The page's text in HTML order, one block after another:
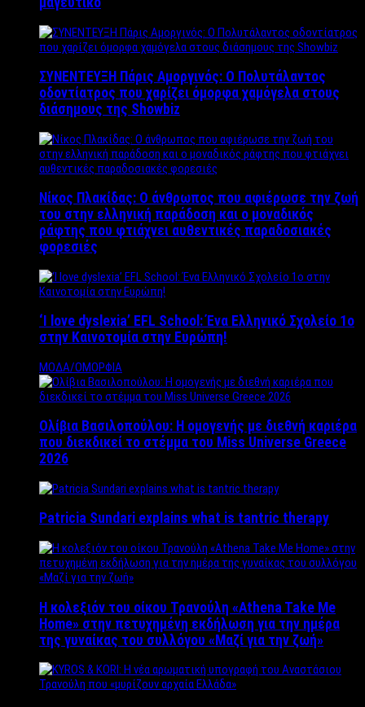
ΣΥΝΕΝΤΕΥΞΗ Πάρις Αμοργινός: O Πολυτάλαντος
οδοντίατρος που χαρίζει όμορφα χαμόγελα στους
διάσημους της Showbiz
Νίκος Πλακίδας: O άνθρωπος που αφιέρωσε την ζωή
του στην ελληνική παράδοση και ο μοναδικός
ράφτης που φτιάχνει αυθεντικές παραδοσιακές
φορεσιές
‘Ι love dyslexia’ EFL School: Ένα Ελληνικό Σχολείo 1ο
στην Καινοτομία στην Ευρώπη!
ΜΟΔΑ/ΟΜΟΡΦΙΑ
Ολίβια Βασιλοπούλου: Η ομογενής με διεθνή καριέρα
που διεκδικεί το στέμμα του Miss Universe Greece
2026
Patricia Sundari explains what is tantric therapy
Η κολεξιόν του οίκου Τρανούλη «Athena Take Me
Home» στην πετυχημένη εκδήλωση για την ημέρα
της γυναίκας του συλλόγου «Μαζί για την ζωή»